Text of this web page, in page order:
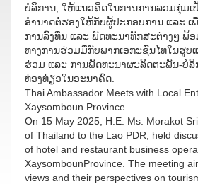
ບໍລິການ, ໃຫ້ແນວຄິດໃນການການລວມກຸ່ມເ
ອຳນາດຕໍ່ຮອງໃຫ້ກັບຜູ້ປະກອບການ ແລະ ເ
ການລົງທຶນ ແລະ ພັດທະນາທັກສະຕ່າງໆ ພ້
ທາງການຮ່ວມມືກັບພາກເອກະຊົນໄທໃນຮູບ
ຮ່ວມ ແລະ ການພັດທະນາຜະລິດຕະພັນ-ບໍລິ
ທ່ອງທ່ຽວໃນອະນາຄົດ.
Thai Ambassador Meets with Local
Xaysomboun Province
On 15 May 2025, H.E. Ms. Morakot
of Thailand to the Lao PDR, held
of hotel and restaurant business
XaysombounProvince. The meeting
views and their perspectives on